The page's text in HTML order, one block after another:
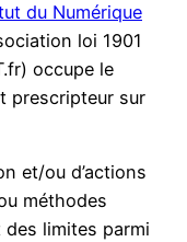
du Numérique
loi 1901
occupe le
prescripteur sur
et/ou d’actions
méthodes
des limites parmi